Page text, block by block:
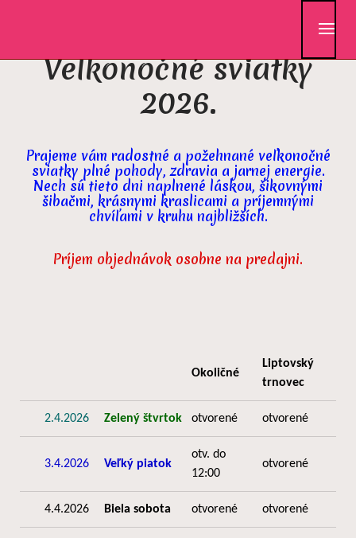
Veľkonočné sviatky
2026.
Prajeme vám radostné a požehnané veľkonočné
sviatky plné pohody, zdravia a jarnej energie.
Nech sú tieto dni naplnené láskou, šikovnými
šibačmi, krásnymi kraslicami a príjemnými
chvíľami v kruhu najbližších.
Príjem objednávok osobne na predajni.
Okoličné
Liptovský
trnovec
2.4.2026 Zelený štvrtok otvorené otvorené
3.4.2026 Veľký piatok
otv. do
12:00
otvorené
4.4.2026 Biela sobota otvorené otvorené